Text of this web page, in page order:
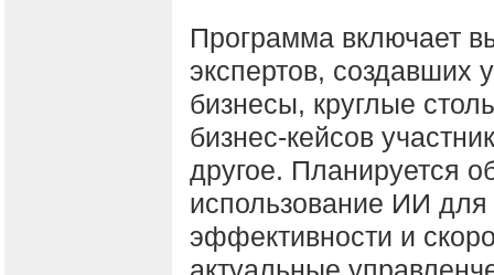
Программа включает
экспертов, создавших
бизнесы, круглые
бизнес-кейсов
другое. Планируется
использование ИИ
эффективности и